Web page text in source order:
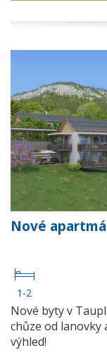
Nové
1-2
Nové byty v
chůze od lanovky
výhled!